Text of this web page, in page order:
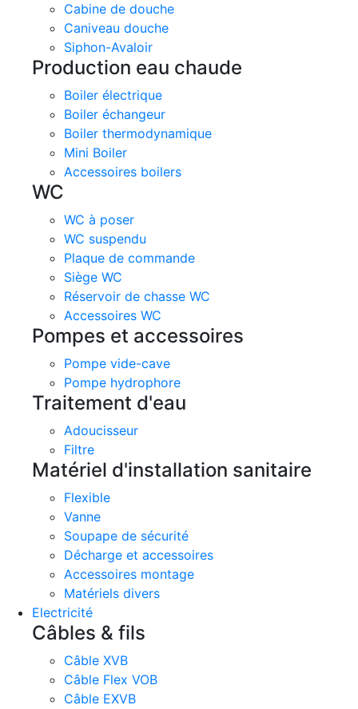
Cabine de douche
Caniveau douche
Siphon-Avaloir
Production eau chaude
Boiler électrique
Boiler échangeur
Boiler thermodynamique
Mini Boiler
Accessoires boilers
WC
WC à poser
WC suspendu
Plaque de commande
Siège WC
Réservoir de chasse WC
Accessoires WC
Pompes et accessoires
Pompe vide-cave
Pompe hydrophore
Traitement d'eau
Adoucisseur
Filtre
Matériel d'installation sanitaire
Flexible
Vanne
Soupape de sécurité
Décharge et accessoires
Accessoires montage
Matériels divers
Electricité
Câbles & fils
Câble XVB
Câble Flex VOB
Câble EXVB